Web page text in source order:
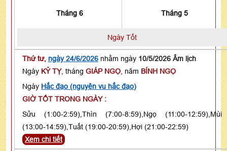
Tháng 6 Tháng 5
Ngày Tốt
Thứ tư, ngày 24/6/2026 nhằm ngày 10/5/2026 Âm lịch
Ngày KỶ TỴ, tháng GIÁP NGỌ , năm BÍNH NGỌ
Ngày Hắc đạo (nguyên vu hắc đạo)
GIỜ TỐT TRONG NGÀY :
Sửu (1:00-2:59),Thìn (7:00-8:59),Ngọ (11:00-12:59),Mùi
(13:00-14:59),Tuất (19:00-20:59),Hợi (21:00-22:59)
Xem chi tiết